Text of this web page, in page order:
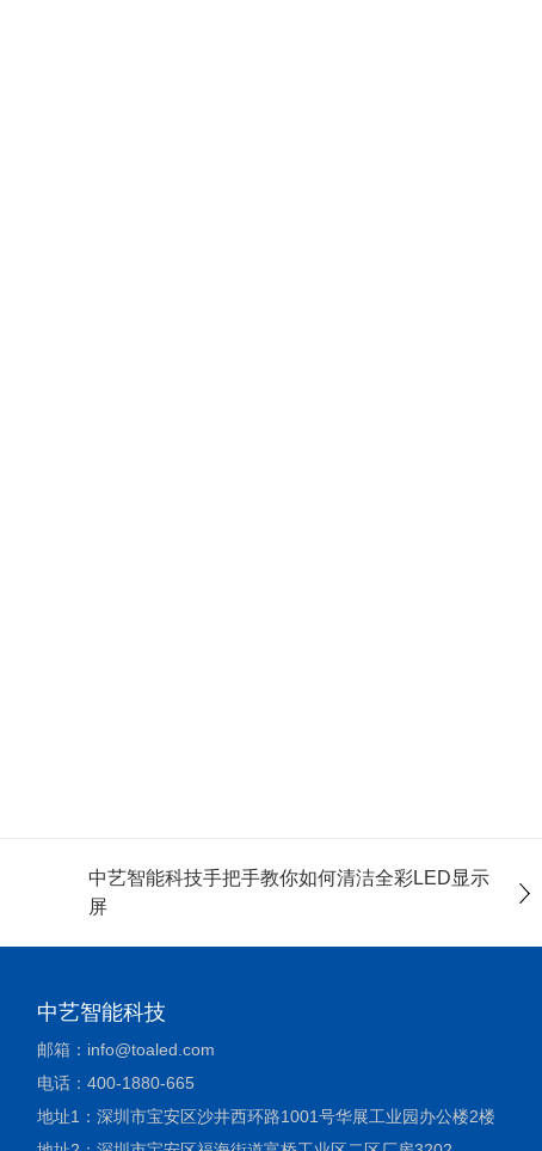
中艺智能科技手把手教你如何清洁全彩LED显示
屏
中艺智能科技
邮箱： info@toaled.com
电话：400-1880-665
地址1：深圳市宝安区沙井西环路1001号华展工业园办公楼2楼